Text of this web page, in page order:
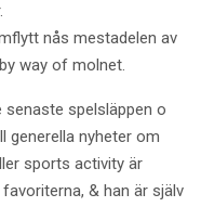
nås mestadelen av
way of molnet.
spelsläppen o
generella nyheter om
sports activity är
& han är själv